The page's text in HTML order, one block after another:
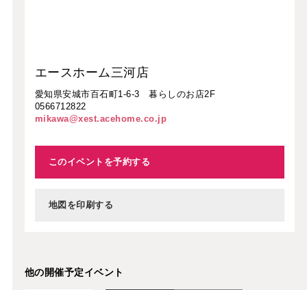
エースホーム三河店
愛知県安城市百石町1-6-3 暮らしのお店2F
0566712822
mikawa@xest.acehome.co.jp
このイベントを予約する
地図を印刷する
他の開催予定イベント